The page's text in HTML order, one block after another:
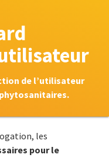
de l’utilisateur
les
pour le